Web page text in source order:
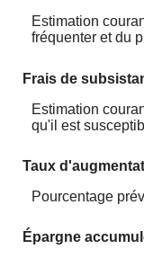
Estimation
fréquenter et du
Frais de
Estimation
qu'il est
Taux
Pourcentage
Épargne